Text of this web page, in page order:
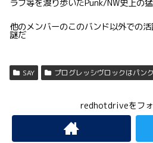
ラブ等を渡り歩いたPunk/NW史上の
他のメンバーのこのバンド以外での
謎だ
SAY プログレッシヴロックはパン
redhotdriveをフ